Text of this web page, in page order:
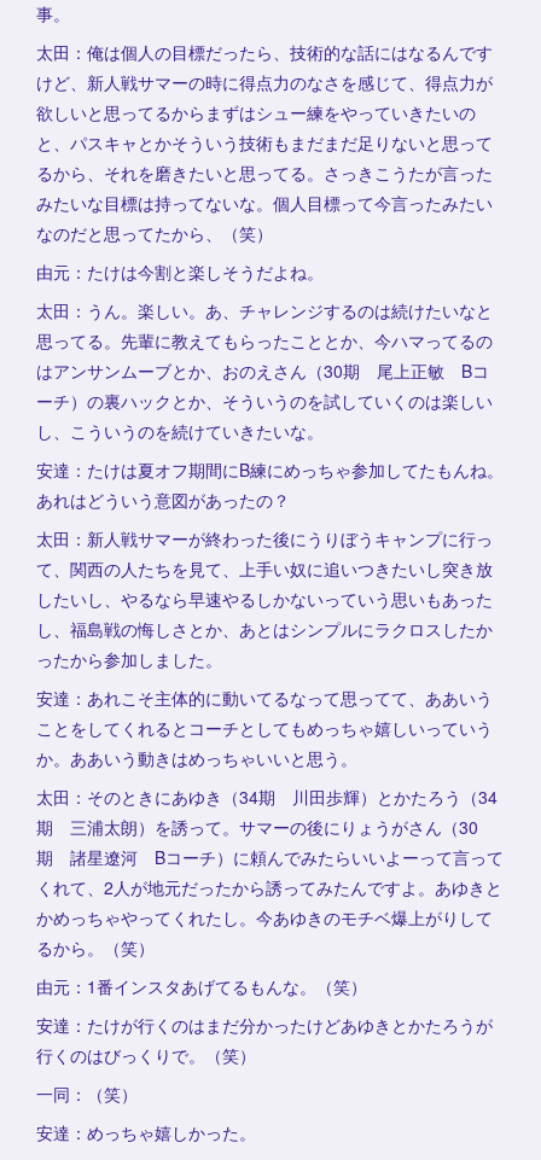
事。
太田：俺は個人の目標だったら、技術的な話にはなるんです
けど、新人戦サマーの時に得点力のなさを感じて、得点力が
欲しいと思ってるからまずはシュー練をやっていきたいの
と、パスキャとかそういう技術もまだまだ足りないと思って
るから、それを磨きたいと思ってる。さっきこうたが言った
みたいな目標は持ってないな。個人目標って今言ったみたい
なのだと思ってたから、（笑）
由元：たけは今割と楽しそうだよね。
太田：うん。楽しい。あ、チャレンジするのは続けたいなと
思ってる。先輩に教えてもらったこととか、今ハマってるの
はアンサンムーブとか、おのえさん（30期 尾上正敏 Bコ
ーチ）の裏ハックとか、そういうのを試していくのは楽しい
し、こういうのを続けていきたいな。
安達：たけは夏オフ期間にB練にめっちゃ参加してたもんね。
あれはどういう意図があったの？
太田：新人戦サマーが終わった後にうりぼうキャンプに行っ
て、関西の人たちを見て、上手い奴に追いつきたいし突き放
したいし、やるなら早速やるしかないっていう思いもあった
し、福島戦の悔しさとか、あとはシンプルにラクロスしたか
ったから参加しました。
安達：あれこそ主体的に動いてるなって思ってて、ああいう
ことをしてくれるとコーチとしてもめっちゃ嬉しいっていう
か。ああいう動きはめっちゃいいと思う。
太田：そのときにあゆき（34期 川田歩輝）とかたろう（34
期 三浦太朗）を誘って。サマーの後にりょうがさん（30
期 諸星遼河 Bコーチ）に頼んでみたらいいよーって言って
くれて、2人が地元だったから誘ってみたんですよ。あゆきと
かめっちゃやってくれたし。今あゆきのモチベ爆上がりして
るから。（笑）
由元：1番インスタあげてるもんな。（笑）
安達：たけが行くのはまだ分かったけどあゆきとかたろうが
行くのはびっくりで。（笑）
一同：（笑）
安達：めっちゃ嬉しかった。